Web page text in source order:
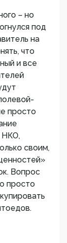
– но
под
на
что
и все
просто
НКО,
своим,
Вопрос
просто